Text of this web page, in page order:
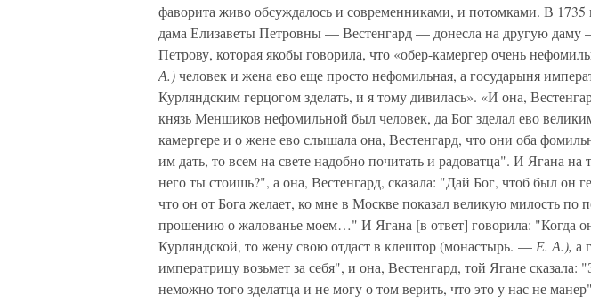
фаворита живо обсуждалось и современниками, и потомками. В 1735
дама Елизаветы Петровны — Вестенгард — донесла на другую
Петрову, которая якобы говорила, что «обер-камергер очень
А.)человек и жена ево еще просто нефомильная, а государыня
Курляндским герцогом зделать, и я тому дивилась». «И она,
князь Меншиков нефомильной был человек, да Бог зделал ево
камергере и о жене ево слышала она, Вестенгард, что они оба
им дать, то всем на свете надобно почитать и радоватца". И Ягана на
него ты стоишь?", а она, Вестенгард, сказала: "Дай Бог, чтоб был он
что он от Бога желает, ко мне в Москве показал великую милость по
прошению о жалованье моем…" И Ягана [в ответ] говорила: "Когда он
Курляндской, то жену свою отдаст в клештор (монастырь. — Е. А.), а
императрицу возьмет за себя", и она, Вестенгард, той Ягане сказала:
неможно того зделатца и не могу о том верить, что это у нас не